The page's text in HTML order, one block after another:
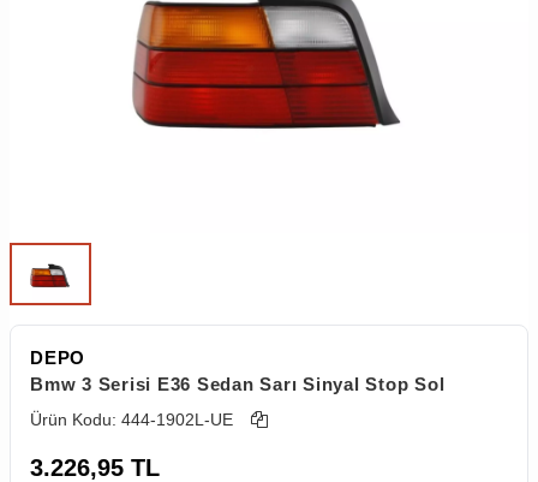
DEPO
Bmw 3 Serisi E36 Sedan Sarı Sinyal Stop Sol
Ürün Kodu: 444-1902L-UE
3.226,95 TL